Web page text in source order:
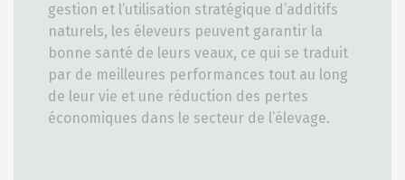
gestion et l’utilisation stratégique d’additifs
naturels, les éleveurs peuvent garantir la
bonne santé de leurs veaux, ce qui se traduit
par de meilleures performances tout au long
de leur vie et une réduction des pertes
économiques dans le secteur de l’élevage.